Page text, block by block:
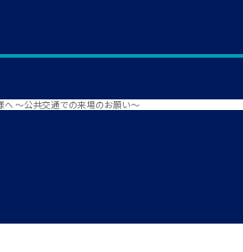
へ ～公共交通での来場のお願い～